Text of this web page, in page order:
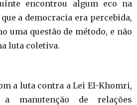
encontrou algum eco na
a democracia era percebida,
uma questão de método, e não
luta coletiva.
a luta contra a Lei El-Khomri,
manutenção de relações